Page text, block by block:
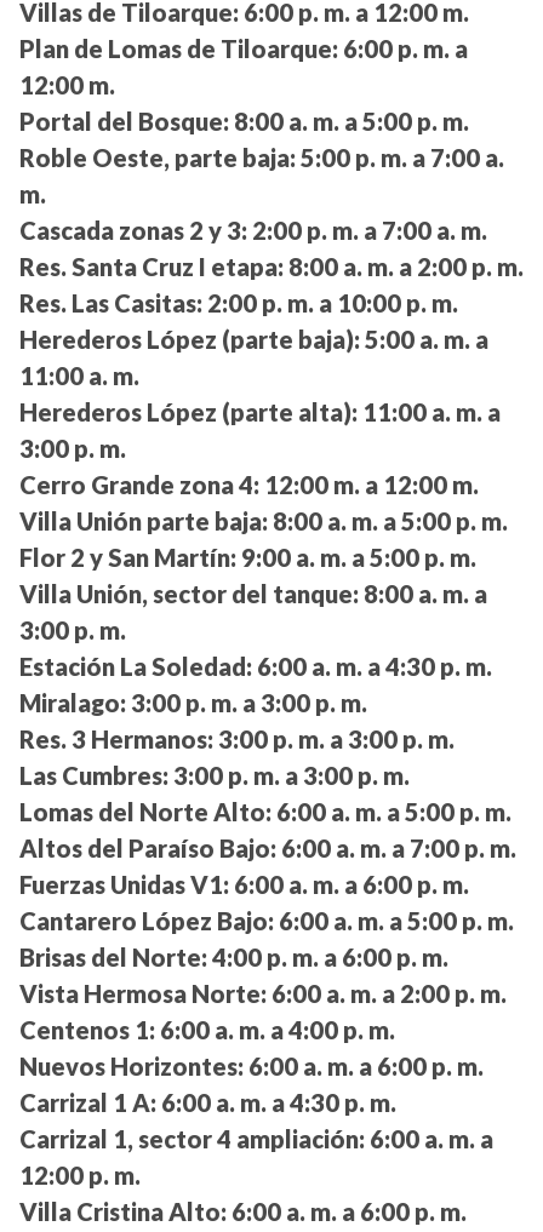
Villas de Tiloarque: 6:00 p. m. a 12:00 m.
Plan de Lomas de Tiloarque: 6:00 p. m. a
12:00 m.
Portal del Bosque: 8:00 a. m. a 5:00 p. m.
Roble Oeste, parte baja: 5:00 p. m. a 7:00 a.
m.
Cascada zonas 2 y 3: 2:00 p. m. a 7:00 a. m.
Res. Santa Cruz I etapa: 8:00 a. m. a 2:00 p. m.
Res. Las Casitas: 2:00 p. m. a 10:00 p. m.
Herederos López (parte baja): 5:00 a. m. a
11:00 a. m.
Herederos López (parte alta): 11:00 a. m. a
3:00 p. m.
Cerro Grande zona 4: 12:00 m. a 12:00 m.
Villa Unión parte baja: 8:00 a. m. a 5:00 p. m.
Flor 2 y San Martín: 9:00 a. m. a 5:00 p. m.
Villa Unión, sector del tanque: 8:00 a. m. a
3:00 p. m.
Estación La Soledad: 6:00 a. m. a 4:30 p. m.
Miralago: 3:00 p. m. a 3:00 p. m.
Res. 3 Hermanos: 3:00 p. m. a 3:00 p. m.
Las Cumbres: 3:00 p. m. a 3:00 p. m.
Lomas del Norte Alto: 6:00 a. m. a 5:00 p. m.
Altos del Paraíso Bajo: 6:00 a. m. a 7:00 p. m.
Fuerzas Unidas V1: 6:00 a. m. a 6:00 p. m.
Cantarero López Bajo: 6:00 a. m. a 5:00 p. m.
Brisas del Norte: 4:00 p. m. a 6:00 p. m.
Vista Hermosa Norte: 6:00 a. m. a 2:00 p. m.
Centenos 1: 6:00 a. m. a 4:00 p. m.
Nuevos Horizontes: 6:00 a. m. a 6:00 p. m.
Carrizal 1 A: 6:00 a. m. a 4:30 p. m.
Carrizal 1, sector 4 ampliación: 6:00 a. m. a
12:00 p. m.
Villa Cristina Alto: 6:00 a. m. a 6:00 p. m.